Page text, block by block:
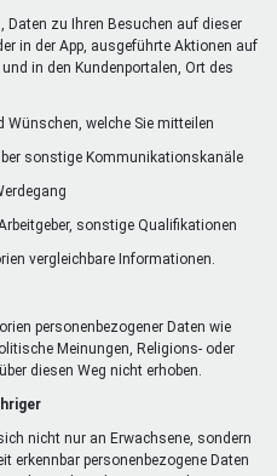
Daten zu Ihren Besuchen auf dieser
in der App, ausgeführte Aktionen auf
in den Kundenportalen, Ort des
welche Sie mitteilen
sonstige Kommunikationskanäle
sonstige Qualifikationen
vergleichbare Informationen.
personenbezogener Daten wie
Meinungen, Religions- oder
diesen Weg nicht erhoben.
nicht nur an Erwachsene, sondern
erkennbar personenbezogene Daten